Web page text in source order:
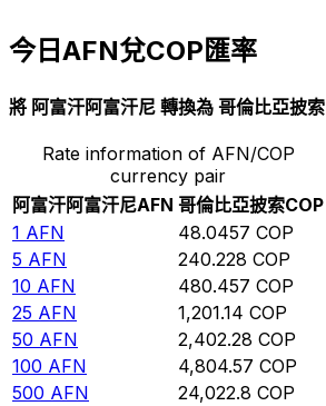
今日AFN兌COP匯率
將 阿富汗阿富汗尼 轉換為 哥倫比亞披索
Rate information of AFN/COP
currency pair
阿富汗阿富汗尼AFN 哥倫比亞披索COP
1 AFN 48.0457 COP
5 AFN 240.228 COP
10 AFN 480.457 COP
25 AFN 1,201.14 COP
50 AFN 2,402.28 COP
100 AFN 4,804.57 COP
500 AFN 24,022.8 COP